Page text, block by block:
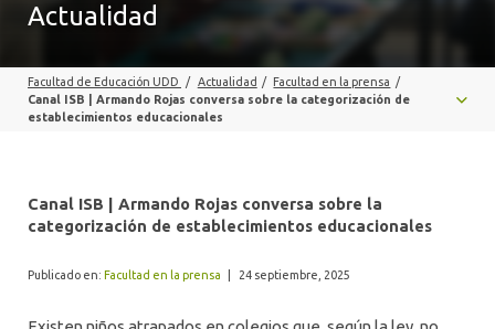
POSTGRADO Y EDUCACIÓN CONTINUA
ALUMNI
Actualidad
Facultad de Educación UDD / Actualidad / Facultad en la prensa /
Canal ISB | Armando Rojas conversa sobre la categorización de
establecimientos educacionales
Canal ISB | Armando Rojas conversa sobre la
categorización de establecimientos educacionales
Publicado en: Facultad en la prensa 24 septiembre, 2025